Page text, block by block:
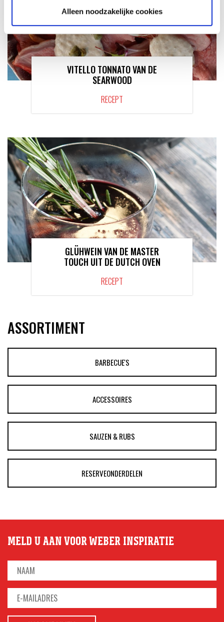
Alleen noodzakelijke cookies
VITELLO TONNATO VAN DE
SEARWOOD
RECEPT
GLÜHWEIN VAN DE MASTER
TOUCH UIT DE DUTCH OVEN
RECEPT
ASSORTIMENT
BARBECUE'S
ACCESSOIRES
SAUZEN & RUBS
RESERVEONDERDELEN
MELD U AAN VOOR WEBER INSPIRATIE